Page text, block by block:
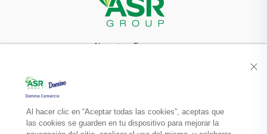
Nuestra Empresa
Productos
Al hacer clic en “Aceptar todas las cookies”, aceptas que
las cookies se guarden en tu dispositivo para mejorar la